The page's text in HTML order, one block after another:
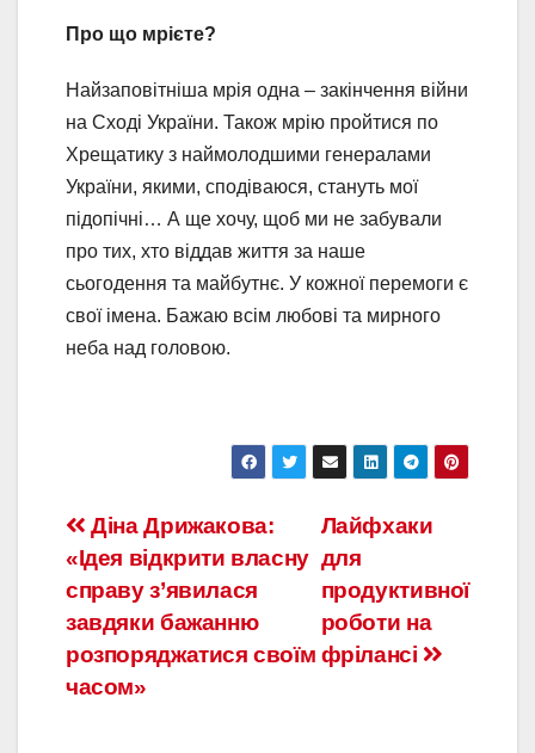
Про що мрієте?
Найзаповітніша мрія одна – закінчення війни
на Сході України. Також мрію пройтися по
Хрещатику з наймолодшими генералами
України, якими, сподіваюся, стануть мої
підопічні… А ще хочу, щоб ми не забували
про тих, хто віддав життя за наше
сьогодення та майбутнє. У кожної перемоги є
свої імена. Бажаю всім любові та мирного
неба над головою.
Лайфхаки
для
продуктивної
роботи на
фрілансі
Діна Дрижакова:
«Ідея відкрити власну
справу з’явилася
завдяки бажанню
розпоряджатися своїм
часом»